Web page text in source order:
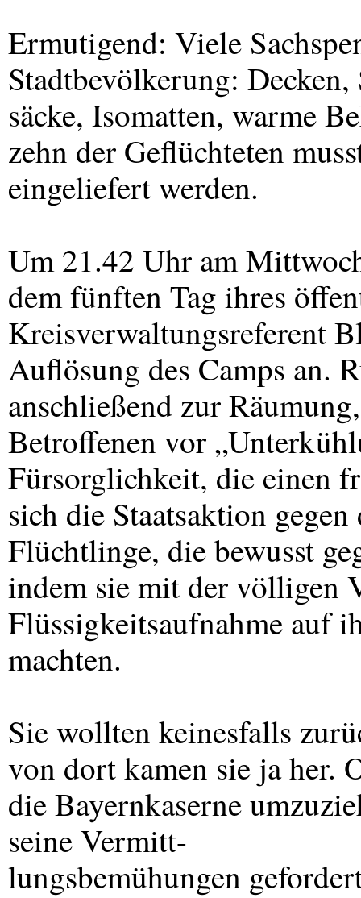
Ermutigend: Viele
Stadtbevölkerung:
säcke, Isomatten, warme
zehn der Geflüchteten
eingeliefert werden.
Um 21.42 Uhr am
dem fünften Tag ihres
Kreisverwaltungsreferent
Auflösung des Camps an.
anschließend zur
Betroffenen vor
Fürsorglichkeit, die einen
sich die Staatsaktion
Flüchtlinge, die bewusst
indem sie mit der völligen
Flüssigkeitsaufnahme auf
machten.
Sie wollten keinesfalls
von dort kamen sie ja her.
die Bayernkaserne
seine Vermitt-
lungsbemühungen